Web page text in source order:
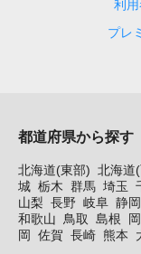
利
プレ
都道府県から探す
北海道(東部) 北海道
城 栃木 群馬 埼玉
山梨 長野 岐阜 静岡
和歌山 鳥取 島根
岡
佐賀 長崎 熊本